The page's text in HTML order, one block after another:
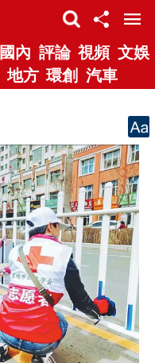
國內 評論 視頻 文娛
地方 環創 汽車